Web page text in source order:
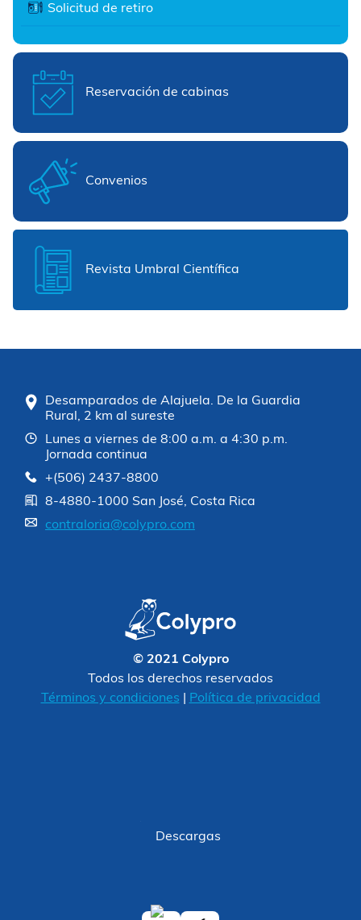
Solicitud de retiro
Reservación de cabinas
Convenios
Revista Umbral Científica
Desamparados de Alajuela. De la Guardia
Rural, 2 km al sureste
Lunes a viernes de 8:00 a.m. a 4:30 p.m.
Jornada continua
+(506) 2437-8800
8-4880-1000 San José, Costa Rica
contraloria@colypro.com
© 2021 Colypro
Todos los derechos reservados
Términos y condiciones
Política de privacidad
Descargas